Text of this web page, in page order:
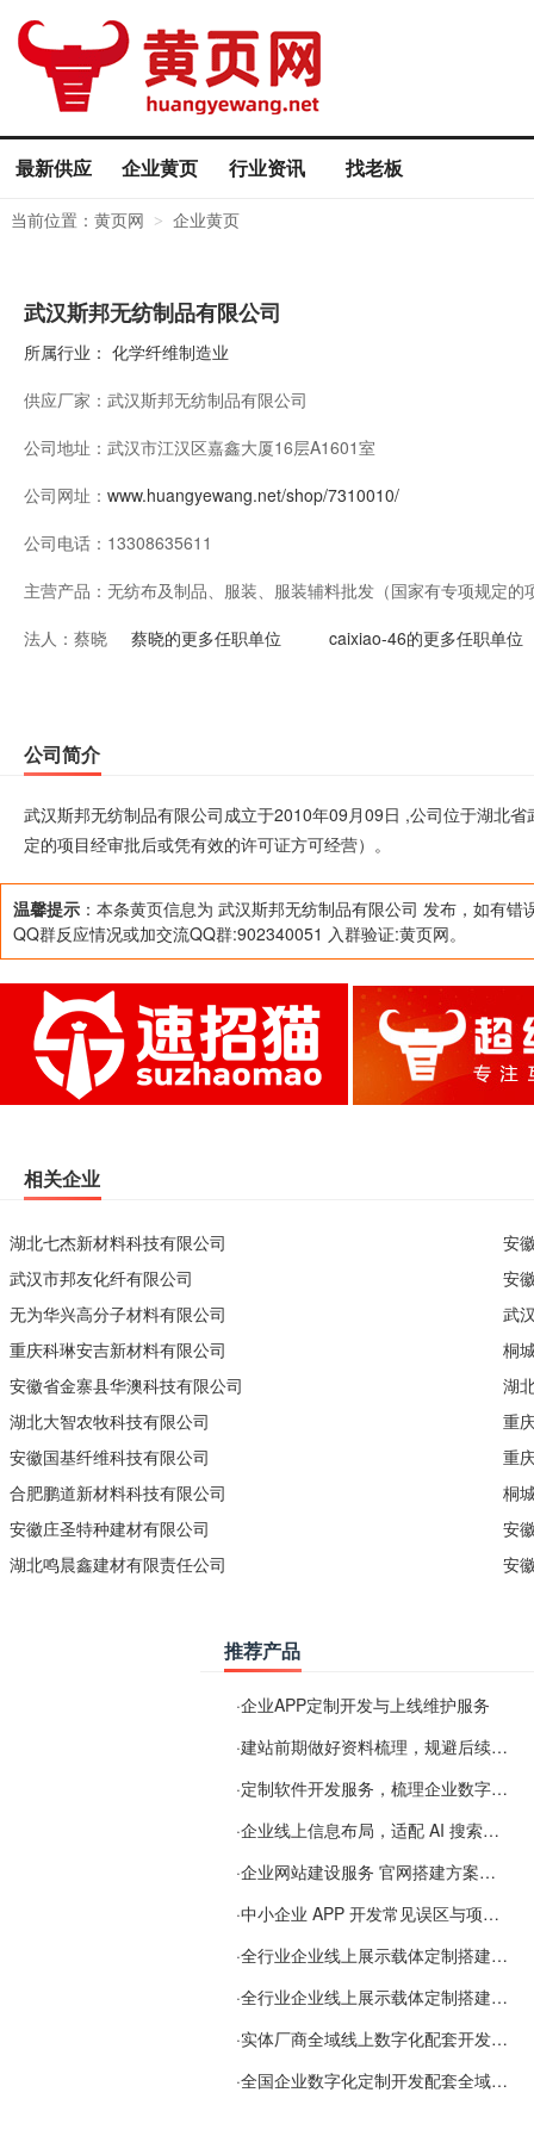
最新供应 企业黄页 行业资讯 找老板
当前位置： 黄页网 > 企业黄页
武汉斯邦无纺制品有限公司
所属行业： 化学纤维制造业
供应厂家： 武汉斯邦无纺制品有限公司
公司地址： 武汉市江汉区嘉鑫大厦16层A1601室
公司网址： www.huangyewang.net/shop/7310010/
公司电话： 13308635611
主营产品： 无纺布及制品、服装、服装辅料批发（国家有专项规定
经营）。
法人： 蔡晓 蔡晓的更多任职单位 caixiao-46的更多任职单位
公司简介
武汉斯邦无纺制品有限公司成立于2010年09月09日 ,公司位于湖北
定的项目经审批后或凭有效的许可证方可经营）。
温馨提示 ：本条黄页信息为 武汉斯邦无纺制品有限公司 发布，如有错
QQ群反应情况或加交流QQ群:902340051 入群验证:黄页网。
相关企业
湖北七杰新材料科技有限公司
武汉市邦友化纤有限公司
无为华兴高分子材料有限公司
重庆科琳安吉新材料有限公司
安徽省金寨县华澳科技有限公司
湖北大智农牧科技有限公司
安徽国基纤维科技有限公司
合肥鹏道新材料科技有限公司
安徽庄圣特种建材有限公司
湖北鸣晨鑫建材有限责任公司
安
安
武
桐
湖
重
重
桐
安
安
推荐产品
·企业APP定制开发与上线维护服务
·建站前期做好资料梳理，规避后续各类使用难题
·定制软件开发服务，梳理企业数字化落地常见难点
·企业线上信息布局，适配 AI 搜索需要留意这些要点
·企业网站建设服务 官网搭建方案经验分享
·中小企业 APP 开发常见误区与项目规划实用经验
·全行业企业线上展示载体定制搭建服务
·全行业企业线上展示载体定制搭建服务
·实体厂商全域线上数字化配套开发与地域检索优化服务
·全国企业数字化定制开发配套全域搜索优化服务